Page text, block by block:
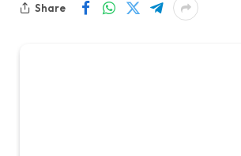
Share